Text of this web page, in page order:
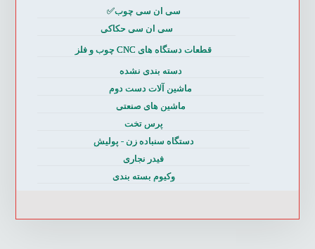
سی ان سی چوب✅
سی ان سی حکاکی
قطعات دستگاه های CNC چوب و فلز
دسته بندی نشده
ماشین آلات دست دوم
ماشین های صنعتی
پرس تخت
دستگاه سنباده زن - پولیش
فیدر نجاری
وکیوم بسته بندی